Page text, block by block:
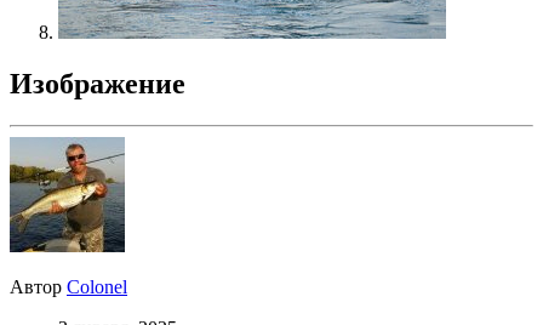
Изображение
Автор Colonel